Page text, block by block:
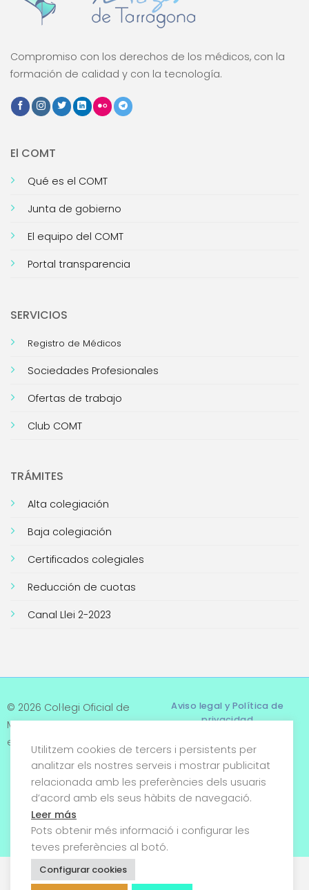
Compromiso con los derechos de los médicos, con la
formación de calidad y con la tecnología.
El COMT
Qué es el COMT
Junta de gobierno
El equipo del COMT
Portal transparencia
SERVICIOS
Registro de Médicos
Sociedades Profesionales
Ofertas de trabajo
Club COMT
TRÁMITES
Alta colegiación
Baja colegiación
Certificados colegiales
Reducción de cuotas
Canal Llei 2-2023
© 2026 Col·legi Oficial de
Metges de Tarragona. Tots
els drets reservats
Aviso legal y Política de
privacidad
Términos y condiciones
Política de cookies
Utilitzem cookies de tercers i persistents per
analitzar els nostres serveis i mostrar publicitat
relacionada amb les preferències dels usuaris
d’acord amb els seus hàbits de navegació.
Leer más
Pots obtenir més informació i configurar les
teves preferències al botó.
Configurar cookies